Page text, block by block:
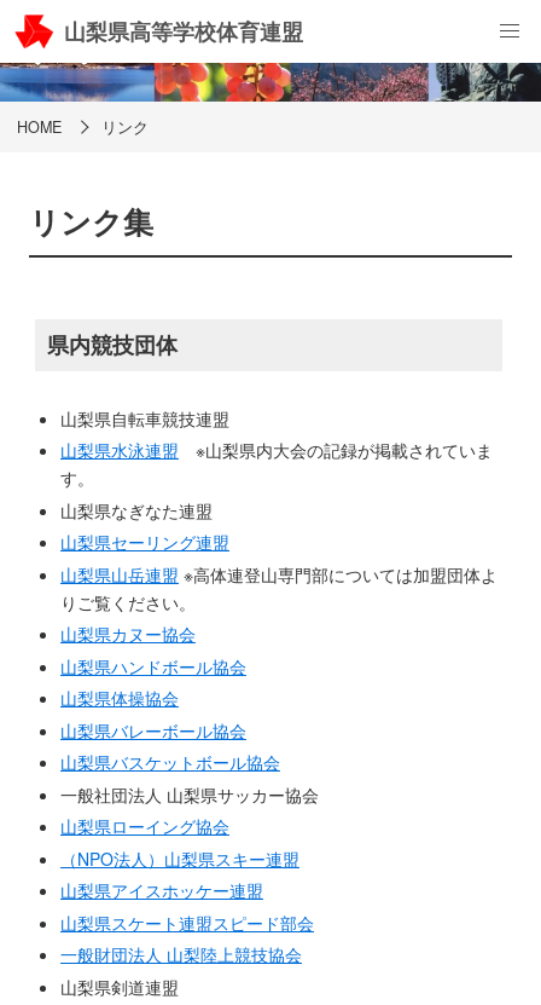
山梨県高等学校体育連盟
リンク
HOME リンク
リンク集
県内競技団体
山梨県自転車競技連盟
山梨県水泳連盟 ※山梨県内大会の記録が掲載されていま
す。
山梨県なぎなた連盟
山梨県セーリング連盟
山梨県山岳連盟 ※高体連登山専門部については加盟団体よ
りご覧ください。
山梨県カヌー協会
山梨県ハンドボール協会
山梨県体操協会
山梨県バレーボール協会
山梨県バスケットボール協会
一般社団法人 山梨県サッカー協会
山梨県ローイング協会
（NPO法人）山梨県スキー連盟
山梨県アイスホッケー連盟
山梨県スケート連盟スピード部会
一般財団法人 山梨陸上競技協会
山梨県剣道連盟